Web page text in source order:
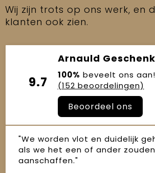
Wij zijn trots op ons werk, en
klanten ook zien.
9.7
Arnauld
100% beveelt ons aan!
(152 beoordelingen)
Beoordeel ons
"We worden vlot en duidelijk
als we het een of ander
aanschaffen."